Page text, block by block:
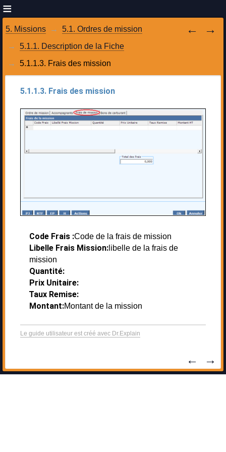
5. Missions
5.1. Ordres de mission
5.1.1. Description de la Fiche
5.1.1.3. Frais des mission
5.1.1.3. Frais des mission
Code Frais :Code de la frais de mission
Libelle Frais Mission: libelle de la frais de
mission
Quantité:
Prix Unitaire:
Taux Remise:
Montant:Montant de la mission
Le guide utilisateur est créé avec Dr.Explain